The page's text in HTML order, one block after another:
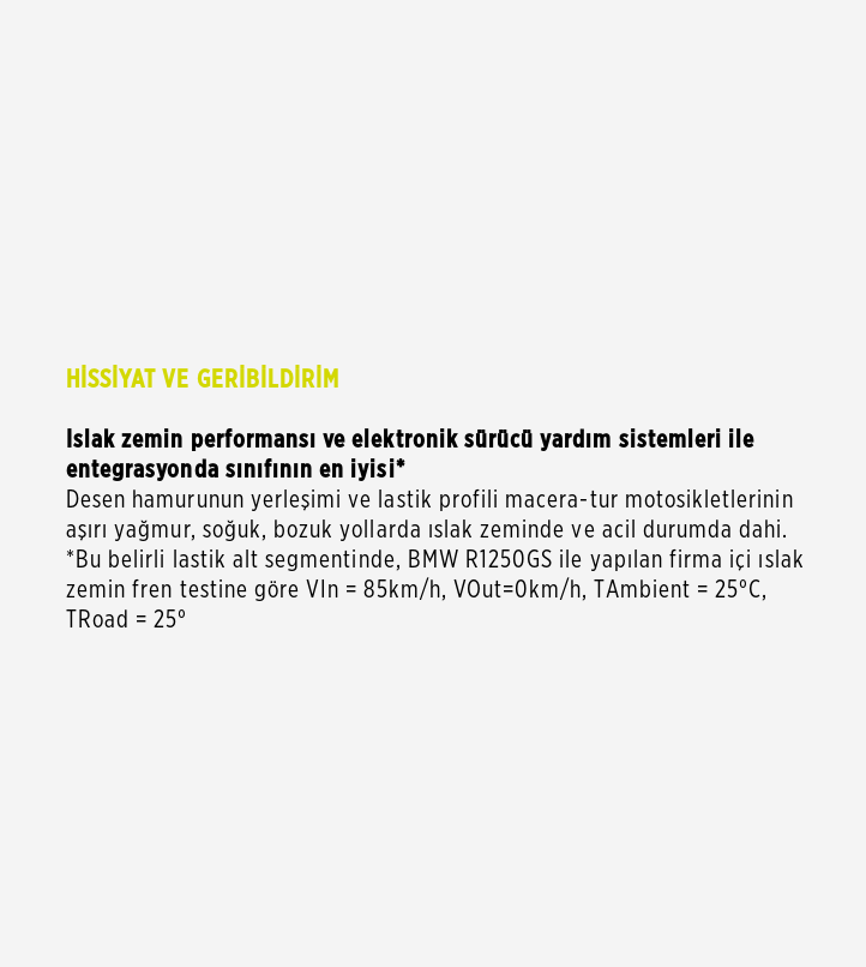
HİSSİYAT VE GERİBİLDİRİM
Islak zemin performansı ve elektronik sürücü yardım sistemleri ile
entegrasyonda sınıfının en iyisi*
Desen hamurunun yerleşimi ve lastik profili macera-tur motosikletlerinin
aşırı yağmur, soğuk, bozuk yollarda ıslak zeminde ve acil durumda dahi.
*Bu belirli lastik alt segmentinde, BMW R1250GS ile yapılan firma içi ıslak
zemin fren testine göre VIn = 85km/h, VOut=0km/h, TAmbient = 25°C,
TRoad = 25°